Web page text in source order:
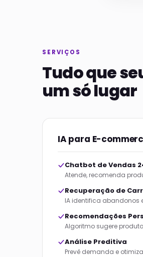
SERVIÇOS
Tudo que
um só lugar
IA para E-
Chatbot de Vendas
Atende, recomenda
Recuperação de
IA identifica abandonos
Recomendações
Algoritmo sugere
Análise Preditiva
Prevê demanda e